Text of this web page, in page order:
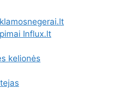
Influx.lt
kelionės